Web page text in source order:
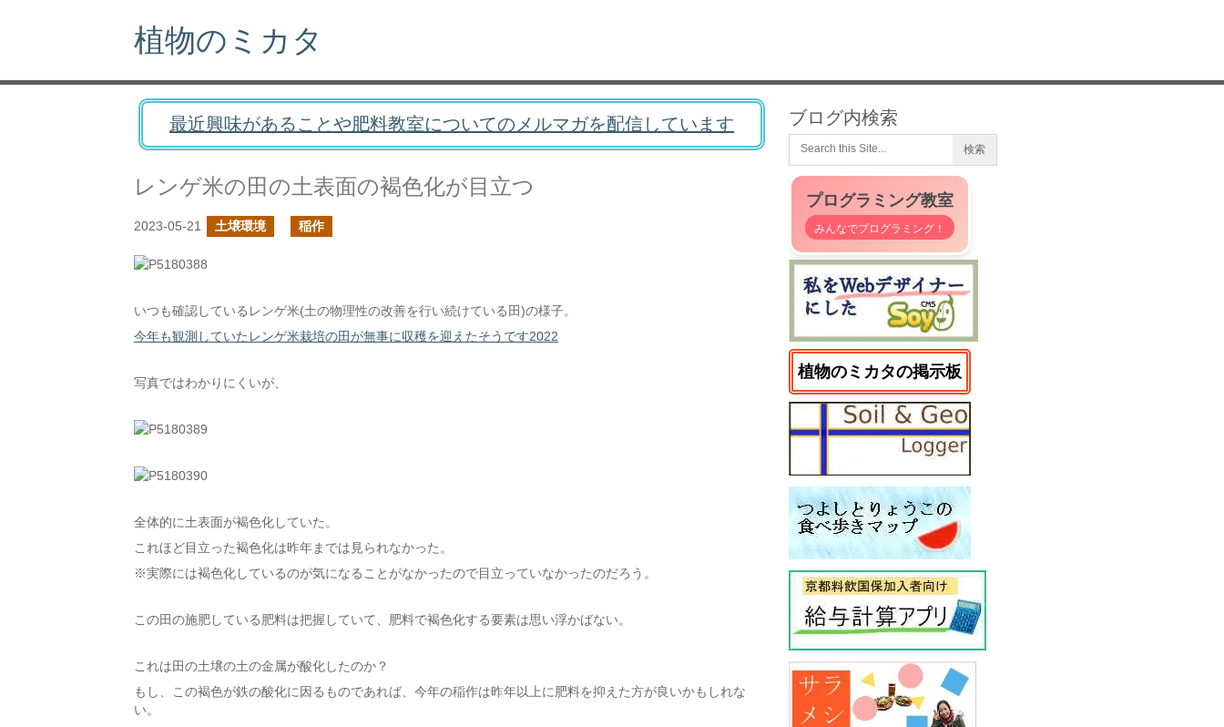
植物のミカタ
最近興味があることや肥料教室についてのメルマガを配信しています
レンゲ米の田の土表面の褐色化が目立つ
2023-05-21 土壌環境 稲作
いつも確認しているレンゲ米(土の物理性の改善を行い続けている田)の様子。
今年も観測していたレンゲ米栽培の田が無事に収穫を迎えたそうです2022
写真ではわかりにくいが、
全体的に土表面が褐色化していた。
これほど目立った褐色化は昨年までは見られなかった。
※実際には褐色化しているのが気になることがなかったので目立っていなかったのだろう。
この田の施肥している肥料は把握していて、肥料で褐色化する要素は思い浮かばない。
これは田の土壌の土の金属が酸化したのか？
もし、この褐色が鉄の酸化に因るものであれば、今年の稲作は昨年以上に肥料を抑えた方が良いかもしれな
い。
ブログ内検索
プログラミング教室
みんなでプログラミング！
植物のミカタの掲示板